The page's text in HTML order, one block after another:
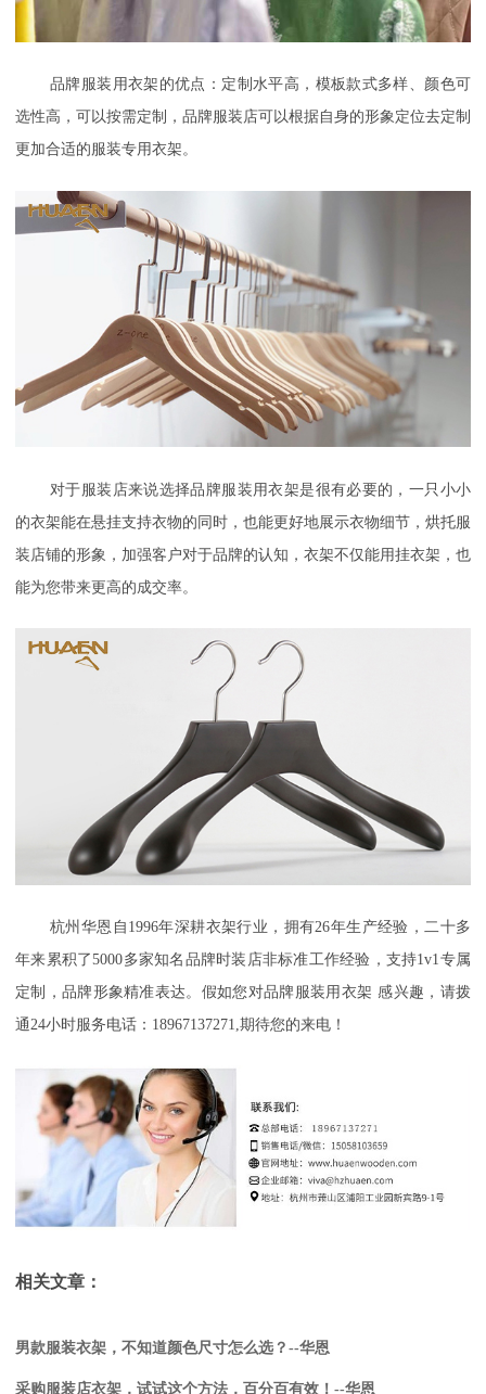
品牌服装用衣架的优点：定制水平高，模板款式多样、颜色可
选性高，可以按需定制，品牌服装店可以根据自身的形象定位去定制
更加合适的服装专用衣架。
对于服装店来说选择品牌服装用衣架是很有必要的，一只小小
的衣架能在悬挂支持衣物的同时，也能更好地展示衣物细节，烘托服
装店铺的形象，加强客户对于品牌的认知，衣架不仅能用挂衣架，也
能为您带来更高的成交率。
杭州华恩自 1996年深耕衣架行业，拥有26年生产经验，二十多
年来累积了5000多家知名品牌时装店非标准工作经验，支持1v1专属
定制，品牌形象精准表达。假如您对品牌服装用衣架 感兴趣，请拨
通24小时服务电话：18967137271,期待您的来电！
相关文章：
男款服装衣架，不知道颜色尺寸怎么选？--华恩
采购服装店衣架，试试这个方法，百分百有效！--华恩